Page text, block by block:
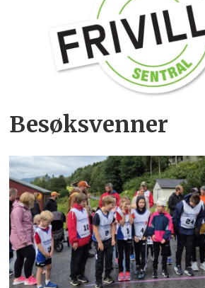
Besøksvenner